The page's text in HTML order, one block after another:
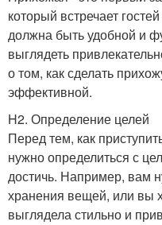
который встречает
должна быть удобной и
выглядеть
о том, как сделать
эффективной.
H2. Определение целей
Перед тем, как
нужно определиться с
достичь. Например, вам
хранения вещей, или вы
выглядела стильно и